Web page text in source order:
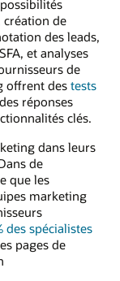
de
des leads,
et analyses
de
offrent des tests
réponses
clés.
dans leurs
de
que les
marketing
des spécialistes
pages de